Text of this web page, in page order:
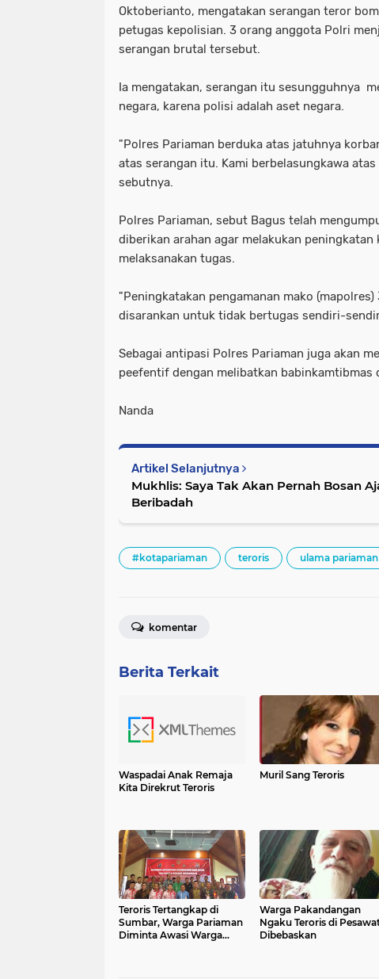
Oktoberianto, mengatakan serangan teror
petugas kepolisian. 3 orang anggota Polri
serangan brutal tersebut.
Ia mengatakan, serangan itu sesungguhnya
negara, karena polisi adalah aset negara.
"Polres Pariaman berduka atas jatuhnya
atas serangan itu. Kami berbelasungkawa
sebutnya.
Polres Pariaman, sebut Bagus telah
diberikan arahan agar melakukan peningkatan
melaksanakan tugas.
"Peningkatakan pengamanan mako
disarankan untuk tidak bertugas sendiri-
Sebagai antipasi Polres Pariaman juga akan
peefentif dengan melibatkan babinkamtibmas
Nanda
Artikel Selanjutnya
Mukhlis: Saya Tak Akan Pernah Bosan
Beribadah
#kotapariaman teroris ulama pariaman
komentar
Berita Terkait
Waspadai Anak Remaja
Kita Direkrut Teroris
Muril Sang Teroris
Teroris Tertangkap di
Sumbar, Warga Pariaman
Diminta Awasi Warga
Warga Pakandangan
Ngaku Teroris di
Dibebaskan